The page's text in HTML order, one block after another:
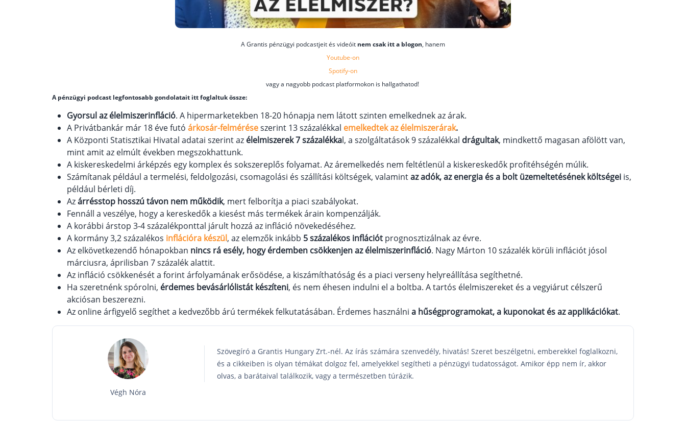
A Grantis pénzügyi podcastjeit és videóit nem csak itt a blogon, hanem
Youtube-on
Spotify-on
vagy a nagyobb podcast platformokon is hallgathatod!
A pénzügyi podcast legfontosabb gondolatait itt foglaltuk össze:
Gyorsul az élelmiszerinfláció. A hipermarketekben 18-20 hónapja nem látott szinten emelkednek az árak.
A Privátbankár már 18 éve futó árkosár-felméréseszerint 13 százalékkal emelkedtek az élelmiszerárak.
A Központi Statisztikai Hivatal adatai szerint az élelmiszerek 7 százalékkal, a szolgáltatások 9 százalékkal drágultak, mindkettő magasan afölött van,
mint amit az elmúlt években megszokhattunk.
A kiskereskedelmi árképzés egy komplex és sokszereplős folyamat. Az áremelkedés nem feltétlenül a kiskereskedők profitéhségén múlik.
Számítanak például a termelési, feldolgozási, csomagolási és szállítási költségek, valamintaz adók, az energia és a bolt üzemeltetésének költségei is,
például bérleti díj.
Azárrésstop hosszú távon nem működik, mert felborítja a piaci szabályokat.
Fennáll a veszélye, hogy a kereskedők a kiesést más termékek árain kompenzálják.
A korábbi árstop 3-4 százalékponttal járult hozzá az infláció növekedéséhez.
A kormány 3,2 százalékos inflációra készül, az elemzők inkább 5 százalékos inflációt prognosztizálnak az évre.
Az elkövetkezendő hónapokban nincs rá esély, hogy érdemben csökkenjen az élelmiszerinfláció. Nagy Márton 10 százalék körüli inflációt jósol
márciusra, áprilisban 7 százalék alattit.
Az infláció csökkenését a forint árfolyamának erősödése, a kiszámíthatóság és a piaci verseny helyreállítása segíthetné.
Ha szeretnénk spórolni, érdemes bevásárlólistát készíteni, és nem éhesen indulni el a boltba. A tartós élelmiszereket és a vegyiárut célszerű
akciósan beszerezni.
Az online árfigyelő segíthet a kedvezőbb árú termékek felkutatásában. Érdemes használni a hűségprogramokat, a kuponokat és az applikációkat.
Végh Nóra
Szövegíró a Grantis Hungary Zrt.-nél. Az írás számára szenvedély, hivatás! Szeret beszélgetni, emberekkel foglalkozni,
és a cikkeiben is olyan témákat dolgoz fel, amelyekkel segítheti a pénzügyi tudatosságot. Amikor épp nem ír, akkor
olvas, a barátaival találkozik, vagy a természetben túrázik.